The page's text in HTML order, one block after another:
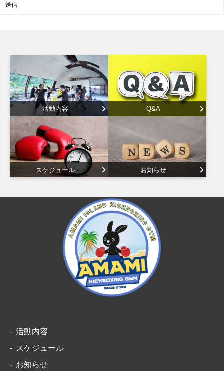
送信
活動内容 Q&A
スケジュール お知らせ
活動内容
スケジュール
お知らせ